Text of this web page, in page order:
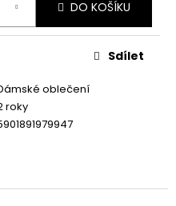
DO KOŠÍKU
oblečení
roky
Sdílet